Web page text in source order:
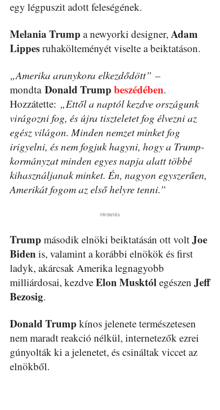
egy légpuszit adott feleségének.
Melania Trump a newyorki designer, Adam
Lippesruhakölteményét viselte a beiktatáson.
„Amerika aranykora elkezdődött” –
mondta Donald Trump beszédében.
Hozzátette: „Ettől a naptól kezdve országunk
virágozni fog, és újra tiszteletet fog élvezni az
egész világon. Minden nemzet minket fog
irigyelni, és nem fogjuk hagyni, hogy a Trump-
kormányzat minden egyes napja alatt többé
kihasználjanak minket. Én, nagyon egyszerűen,
Amerikát fogom az első helyre tenni.”
Hirdetés
Trump második elnöki beiktatásán ott voltJoe
Bidenis, valamint a korábbi elnökök és first
ladyk, akárcsak Amerika legnagyobb
milliárdosai, kezdveElon Musktólegészen Jeff
Bezosig.
Donald Trump kínos jelenete természetesen
nem maradt reakció nélkül, internetezők ezrei
gúnyolták ki a jelenetet, és csináltak viccet az
elnökből.